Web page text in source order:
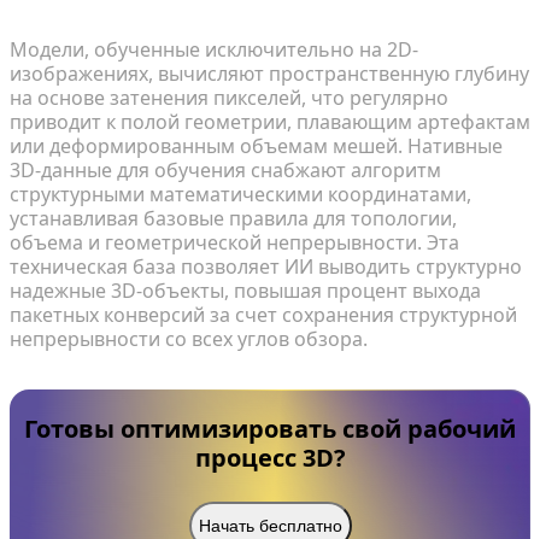
Модели, обученные исключительно на 2D-
изображениях, вычисляют пространственную глубину
на основе затенения пикселей, что регулярно
приводит к полой геометрии, плавающим артефактам
или деформированным объемам мешей. Нативные
3D-данные для обучения снабжают алгоритм
структурными математическими координатами,
устанавливая базовые правила для топологии,
объема и геометрической непрерывности. Эта
техническая база позволяет ИИ выводить структурно
надежные 3D-объекты, повышая процент выхода
пакетных конверсий за счет сохранения структурной
непрерывности со всех углов обзора.
Готовы оптимизировать свой рабочий
процесс 3D?
Начать бесплатно